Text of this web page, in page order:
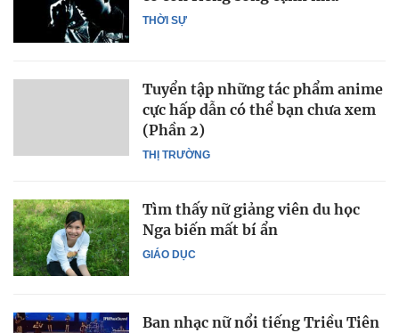
THỜI SỰ
THỊ TRƯỜNG
Tuyển tập những tác phẩm anime
cực hấp dẫn có thể bạn chưa xem
(Phần 2)
GIÁO DỤC
Tìm thấy nữ giảng viên du học
Nga biến mất bí ẩn
Ban nhạc nữ nổi tiếng Triều Tiên